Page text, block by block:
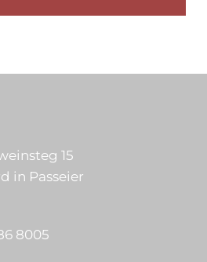
15
in Passeier
8005